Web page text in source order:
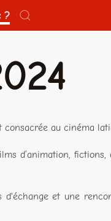
?
consacrée au cinéma
d’animation,
et une